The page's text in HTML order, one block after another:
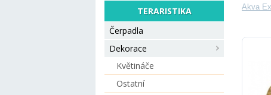
TERARISTIKA
Čerpadla
Dekorace
Květináče
Ostatní
Akva